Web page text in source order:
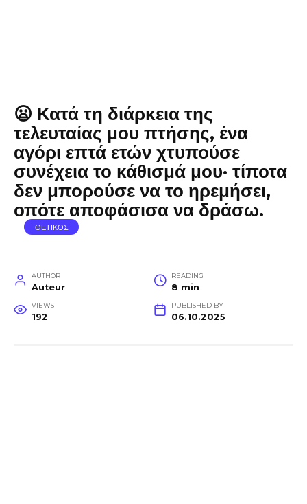
😦 Κατά τη διάρκεια της
τελευταίας μου πτήσης, ένα
αγόρι επτά ετών χτυπούσε
συνέχεια το κάθισμά μου· τίποτα
δεν μπορούσε να το ηρεμήσει,
οπότε αποφάσισα να δράσω.
ΘΕΤΙΚΟΣ
AUTHOR
Auteur
READING
8 min
VIEWS
192
PUBLISHED BY
06.10.2025